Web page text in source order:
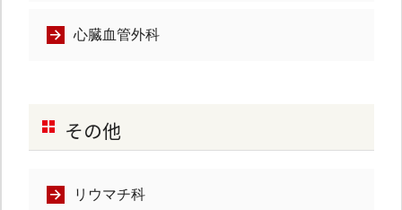
心臓血管外科
その他
リウマチ科